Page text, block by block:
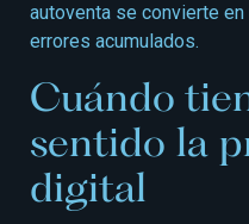
autoventa se convierte
errores acumulados.
Cuándo
sentido la
digital